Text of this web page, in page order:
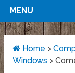
MENU
Home >
Windows >